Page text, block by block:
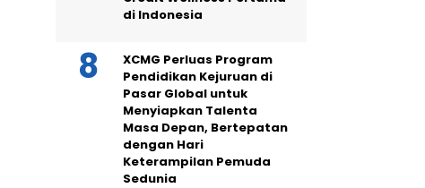
di Indonesia
XCMG Perluas Program
Pendidikan Kejuruan di
Pasar Global untuk
Menyiapkan Talenta
Masa Depan, Bertepatan
dengan Hari
Keterampilan Pemuda
Sedunia